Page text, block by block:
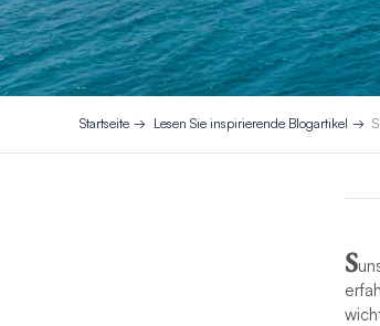
Startseite Lesen Sie inspirierende Blogartikel
S